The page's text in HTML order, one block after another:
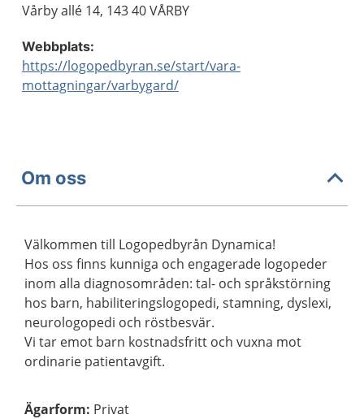
Vårby allé 14, 143 40 VÅRBY
Webbplats:
https://logopedbyran.se/start/vara-
mottagningar/varbygard/
Om oss
Välkommen till Logopedbyrån Dynamica!
Hos oss finns kunniga och engagerade logopeder
inom alla diagnosområden: tal- och språkstörning
hos barn, habiliteringslogopedi, stamning, dyslexi,
neurologopedi och röstbesvär.
Vi tar emot barn kostnadsfritt och vuxna mot
ordinarie patientavgift.
Ägarform: Privat